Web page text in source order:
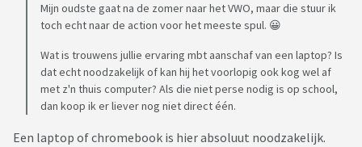
- 20 markeerstiften
- etui
- schoolagenda
- 3 rollen kaftpapier
- 20 etiketten
Mijn oudste gaat na de zomer naar het VWO, maar die stuur ik
toch echt naar de action voor het meeste spul. 😀
Wat is trouwens jullie ervaring mbt aanschaf van een laptop? Is
dat echt noodzakelijk of kan hij het voorlopig ook kog wel af
met z'n thuis computer? Als die niet perse nodig is op school,
dan koop ik er liever nog niet direct één.
Een laptop of chromebook is hier absoluut noodzakelijk.